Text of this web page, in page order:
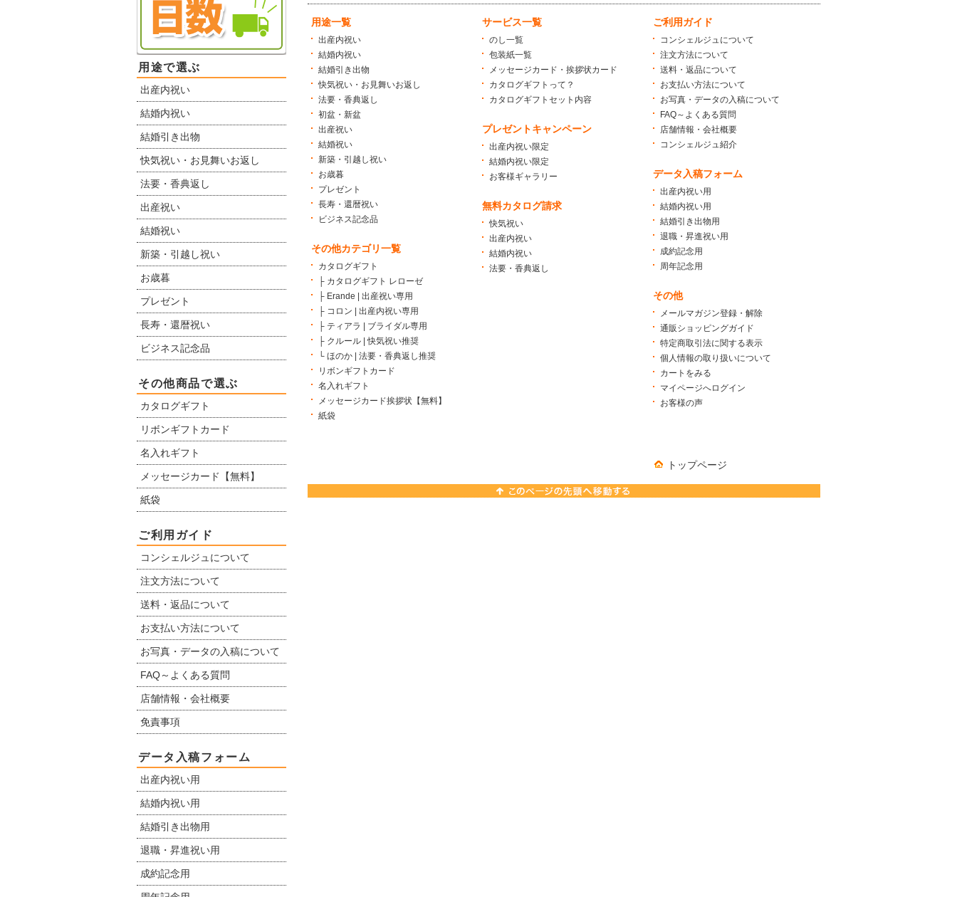
用途一覧
出産内祝い
結婚内祝い
結婚引き出物
快気祝い・お見舞いお返し
法要・香典返し
初盆・新盆
出産祝い
結婚祝い
新築・引越し祝い
お歳暮
プレゼント
長寿・還暦祝い
ビジネス記念品
その他カテゴリ一覧
カタログギフト
├ カタログギフト レローゼ
├ Erande | 出産祝い専用
├ コロン | 出産内祝い専用
├ ティアラ | ブライダル専用
├ クルール | 快気祝い推奨
└ ほのか | 法要・香典返し推奨
リボンギフトカード
名入れギフト
メッセージカード挨拶状【無料】
紙袋
サービス一覧
のし一覧
包装紙一覧
メッセージカード・挨拶状カード
カタログギフトって？
カタログギフトセット内容
プレゼントキャンペーン
出産内祝い限定
結婚内祝い限定
お客様ギャラリー
無料カタログ請求
快気祝い
出産内祝い
結婚内祝い
法要・香典返し
ご利用ガイド
コンシェルジュについて
注文方法について
送料・返品について
お支払い方法について
お写真・データの入稿について
FAQ～よくある質問
店舗情報・会社概要
コンシェルジュ紹介
データ入稿フォーム
出産内祝い用
結婚内祝い用
結婚引き出物用
退職・昇進祝い用
成約記念用
周年記念用
その他
メールマガジン登録・解除
通販ショッピングガイド
特定商取引法に関する表示
個人情報の取り扱いについて
カートをみる
マイページへログイン
お客様の声
トップページ
用途で選ぶ
出産内祝い
結婚内祝い
結婚引き出物
快気祝い・お見舞いお返し
法要・香典返し
出産祝い
結婚祝い
新築・引越し祝い
お歳暮
プレゼント
長寿・還暦祝い
ビジネス記念品
その他商品で選ぶ
カタログギフト
リボンギフトカード
名入れギフト
メッセージカード【無料】
紙袋
ご利用ガイド
コンシェルジュについて
注文方法について
送料・返品について
お支払い方法について
お写真・データの入稿について
FAQ～よくある質問
店舗情報・会社概要
免責事項
データ入稿フォーム
出産内祝い用
結婚内祝い用
結婚引き出物用
退職・昇進祝い用
成約記念用